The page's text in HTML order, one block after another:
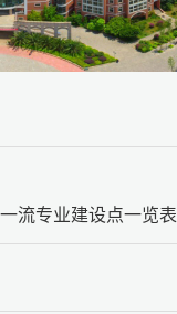
流专业建设点一览表